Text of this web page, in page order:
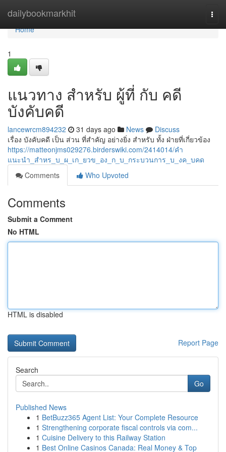
dailybookmarkhit
Home
Home
1
แนวทาง สำหรับ ผู้ที่ กับ คดี
บังคับคดี
lancewrcm894232 31 days ago News
Discuss
เรื่อง บังคับคดี เป็น ส่วน ที่สำคัญ อย่างยิ่ง สำหรับ ทั้ง ฝ่ายที่เกี่ยวข้อง
https://matteonjms029276.birderswiki.com/2414014/คำ
แนะนำ_สำหร_บ_ผ_เก_ยวข_อง_ก_บ_กระบวนการ_บ_งค_บคด
Comments
Who Upvoted
Comments
Submit a Comment
No HTML
HTML is disabled
Report Page
Search
Go
Published News
1 BetBuzz365 Agent List: Your Complete Resource
1 Strengthening corporate fiscal controls via com...
1 Cuisine Delivery to this Railway Station
1 Best Online Casinos Canada: Real Money & Top